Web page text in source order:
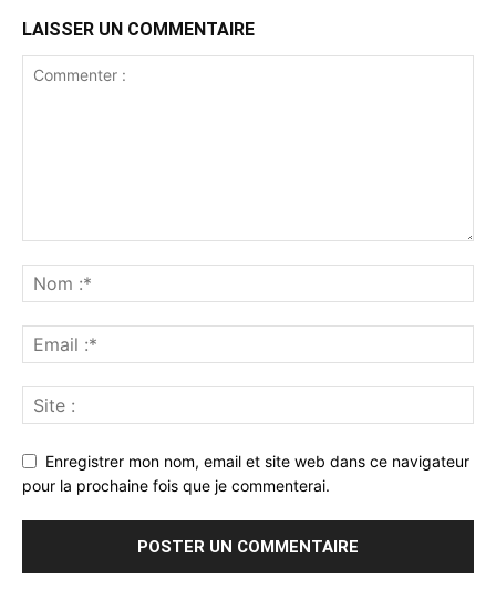
LAISSER UN COMMENTAIRE
Enregistrer mon nom, email et site web dans ce navigateur
pour la prochaine fois que je commenterai.